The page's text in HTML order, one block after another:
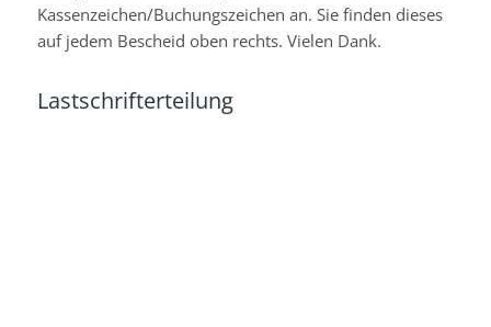
Kassenzeichen/Buchungszeichen an. Sie finden dieses
auf jedem Bescheid oben rechts. Vielen Dank.
Lastschrifterteilung